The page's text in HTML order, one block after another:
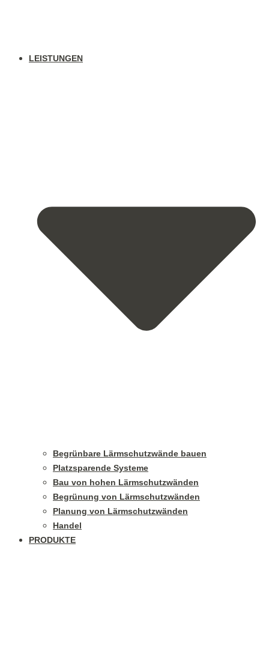
LEISTUNGEN
Begrünbare Lärmschutzwände bauen
Platzsparende Systeme
Bau von hohen Lärmschutzwänden
Begrünung von Lärmschutzwänden
Planung von Lärmschutzwänden
Handel
PRODUKTE